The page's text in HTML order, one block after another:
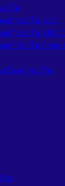
งไฟ
งสำรองไฟ APC
งสำรองไฟ
งสำรองไฟ Cyber
รื่องสำรองไฟ
ปิด